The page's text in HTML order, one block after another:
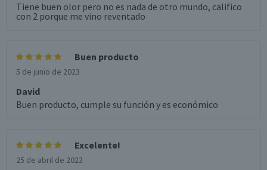
Tiene buen olor pero no es nada de otro mundo, califico
con 2 porque me vino reventado
Buen producto
5 de junio de 2023
David
Buen producto, cumple su función y es económico
Excelente!
25 de abril de 2023